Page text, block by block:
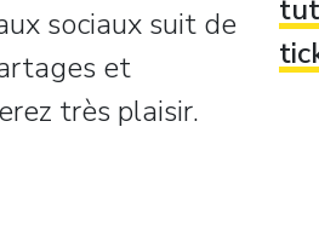
sociaux suit de
et
très plaisir.